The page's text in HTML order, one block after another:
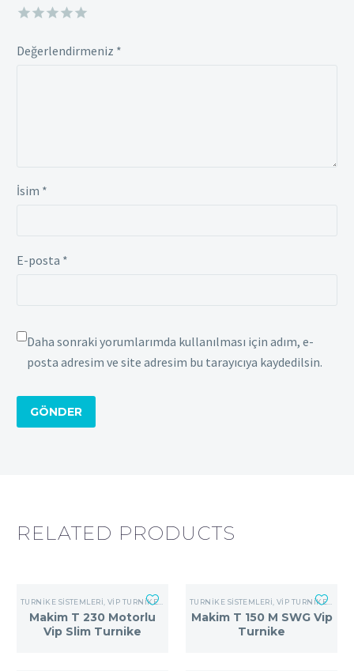
Değerlendirmeniz *
İsim *
E-posta *
Daha sonraki yorumlarımda kullanılması için adım, e-
posta adresim ve site adresim bu tarayıcıya kaydedilsin.
GÖNDER
RELATED PRODUCTS
TURNIKE SISTEMLERI,VIP TURNIKELER
Makim T 230 Motorlu
Vip Slim Turnike
TURNIKE SISTEMLERI,VIP TURNIKELER
Makim T 150 M SWG Vip
Turnike